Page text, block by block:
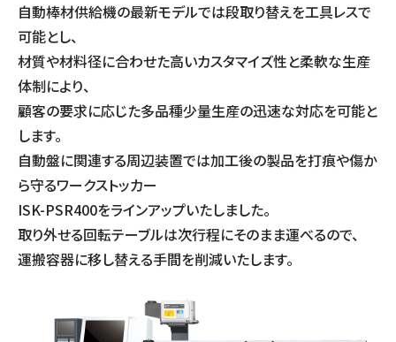
自動棒材供給機の最新モデルでは段取り替えを工具レスで
可能とし、
材質や材料径に合わせた高いカスタマイズ性と柔軟な生産
体制により、
顧客の要求に応じた多品種少量生産の迅速な対応を可能と
します。
自動盤に関連する周辺装置では加工後の製品を打痕や傷か
ら守るワークストッカー
ISK-PSR400をラインアップいたしました。
取り外せる回転テーブルは次行程にそのまま運べるので、
運搬容器に移し替える手間を削減いたします。